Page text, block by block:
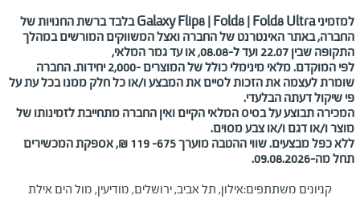
למזמיניGalaxy Flip8 | Fold8 | Fold8 Ultraבלבד ברשת החנויות של
החברה, באתר האינטרנט של החברה ואצל המשווקים המורשים במהלך
התקופה שבין 22.07ועד ל-08.08, או עד גמר המלאי,
לפי המוקדם. מלאי מינימלי כולל של המוצרים -2,000 יחידות. החברה
שומרת לעצמה את הזכות לסיים את המבצע ו/או כל חלק ממנו בכל עת על
פי שיקול דעתה הבלעדי.
המכירה תבוצע על בסיס המלאי הקיים ואין החברה מתחייבת לזמינותו של
מוצר ו/או דגם ו/או צבע מסוים.
ללא כפל מבצעים. שווי ההטבה מוערך 675– 119 ₪, אספקת המכשירים
תחל מה-09.08.2026.
קניונים משתתפים:אילון, תל אביב, ירושלים, מודיעין, מול הים אילת